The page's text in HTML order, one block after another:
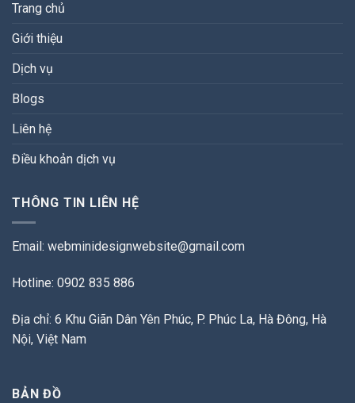
Trang chủ
Giới thiệu
Dịch vụ
Blogs
Liên hệ
Điều khoản dịch vụ
THÔNG TIN LIÊN HỆ
Email: webminidesignwebsite@gmail.com
Hotline: 0902 835 886
Địa chỉ: 6 Khu Giãn Dân Yên Phúc, P. Phúc La, Hà Đông, Hà
Nội, Việt Nam
BẢN ĐỒ